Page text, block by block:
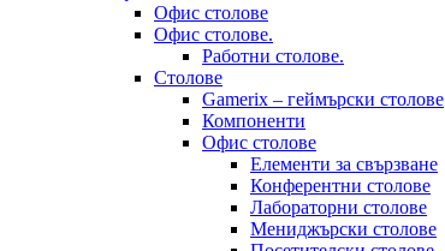
Офис столове
Офис столове.
Работни столове.
Столове
Gamerix – геймърски столове
Компоненти
Офис столове
Елементи за свързване
Конферентни столове
Лабораторни столове
Мениджърски столове